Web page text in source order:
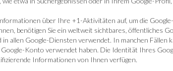
über Ihre +1-Aktivitäten auf, um die
benötigen Sie ein weltweit sichtbares, öffentliches
allen Google-Diensten verwendet. In manchen Fällen
Konto verwendet haben. Die Identität Ihres
Informationen von Ihnen verfügen.